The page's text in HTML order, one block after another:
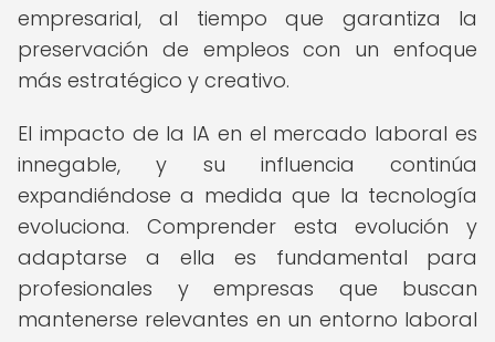
empresarial, al tiempo que garantiza la
preservación de empleos con un enfoque
más estratégico y creativo.
El impacto de la IA en el mercado laboral es
innegable, y su influencia continúa
expandiéndose a medida que la tecnología
evoluciona. Comprender esta evolución y
adaptarse a ella es fundamental para
profesionales y empresas que buscan
mantenerse relevantes en un entorno laboral